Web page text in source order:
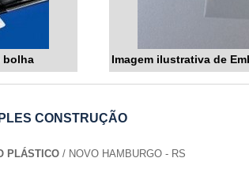
bolha Imagem ilustrativa de
CONSTRUÇÃO
PLÁSTICO/ NOVO HAMBURGO - RS